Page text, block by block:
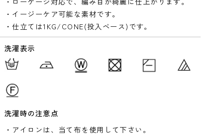
・イージーケア可能な素材です。
・仕立ては1KG/CONE(投入ベース)です。
洗濯表示
洗濯時の注意点
・アイロンは、当て布を使用して下さい。